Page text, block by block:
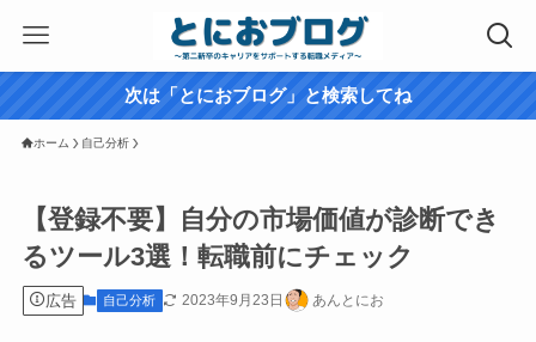
次は「とにおブログ」と検索してね
ホーム 自己分析
【登録不要】自分の市場価値が診断でき
るツール3選！転職前にチェック
広告 自己分析 2023年9月23日 あんとにお